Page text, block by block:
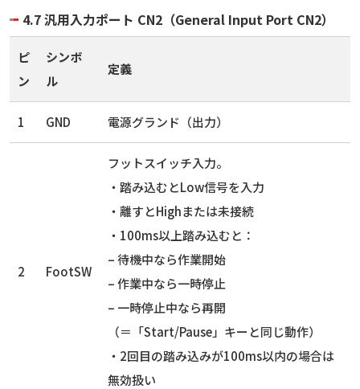
4.7 汎用入力ポート CN2（General Input Port CN2）
ピ
ン
シンボ
ル
定義
1 GND 電源グランド（出力）
2 FootSW
フットスイッチ入力。
・踏み込むとLow信号を入力
・離すとHighまたは未接続
・100ms以上踏み込むと：
– 待機中なら作業開始
– 作業中なら一時停止
– 一時停止中なら再開
（＝「Start/Pause」キーと同じ動作）
・2回目の踏み込みが100ms以内の場合は
無効扱い